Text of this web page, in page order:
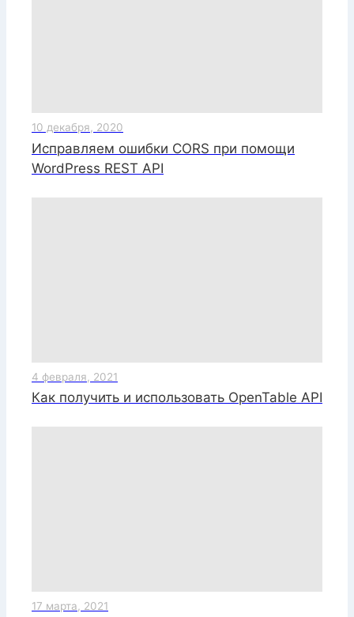
10 декабря, 2020
Исправляем ошибки CORS при помощи
WordPress REST API
4 февраля, 2021
Как получить и использовать OpenTable API
17 марта, 2021